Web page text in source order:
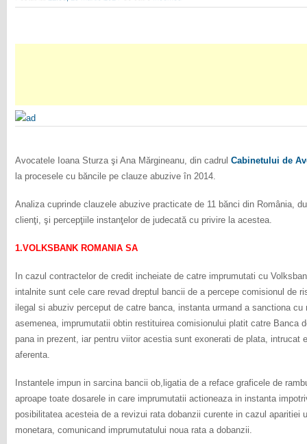
Avocatele Ioana Sturza şi Ana Mărgineanu, din cadrul Cabinetului de
la procesele cu băncile pe clauze abuzive în 2014.
Analiza cuprinde clauzele abuzive practicate de 11 bănci din România,
clienţi, şi percepţiile instanţelor de judecată cu privire la acestea.
1.VOLKSBANK ROMANIA SA
In cazul contractelor de credit incheiate de catre imprumutati cu
intalnite sunt cele care revad dreptul bancii de a percepe comisionul de
ilegal si abuziv perceput de catre banca, instanta urmand a sanctiona
asemenea, imprumutatii obtin restituirea comisionului platit catre Banca
pana in prezent, iar pentru viitor acestia sunt exonerati de plata, intrucat
aferenta.
Instantele impun in sarcina bancii ob,ligatia de a reface graficele de
aproape toate dosarele in care imprumutatii actioneaza in instanta
posibilitatea acesteia de a revizui rata dobanzii curente in cazul aparitiei
monetara, comunicand imprumutatului noua rata a dobanzii.